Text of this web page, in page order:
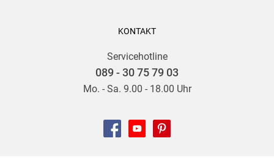
KONTAKT
Servicehotline
089 - 30 75 79 03
Mo. - Sa. 9.00 - 18.00 Uhr